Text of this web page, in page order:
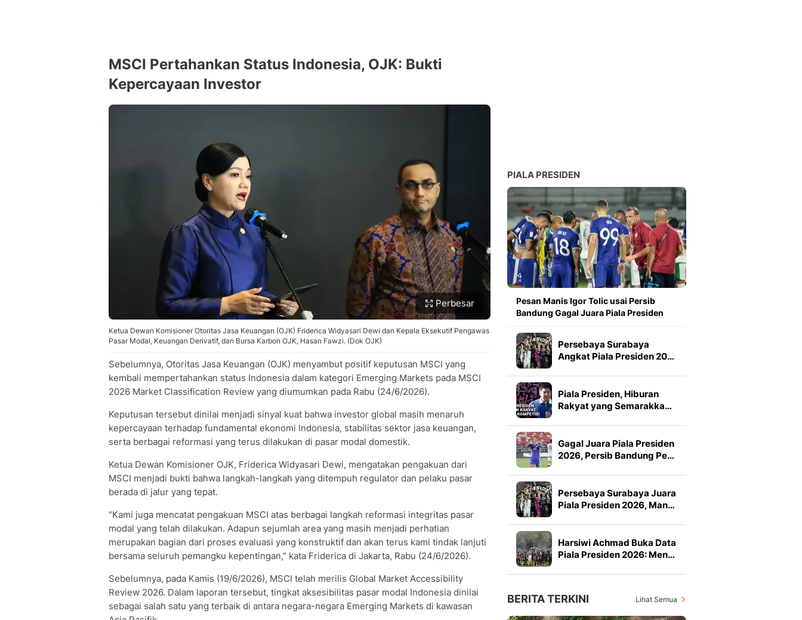
MSCI Pertahankan Status Indonesia, OJK: Bukti
Kepercayaan Investor
Perbesar
Ketua Dewan Komisioner Otoritas Jasa Keuangan (OJK) Friderica Widyasari Dewi dan Kepala Eksekutif Pengawas
Pasar Modal, Keuangan Derivatif, dan Bursa Karbon OJK, Hasan Fawzi. (Dok OJK)
Sebelumnya, Otoritas Jasa Keuangan (OJK) menyambut positif keputusan MSCI yang
kembali mempertahankan status Indonesia dalam kategori Emerging Markets pada MSCI
2026 Market Classification Review yang diumumkan pada Rabu (24/6/2026).
Keputusan tersebut dinilai menjadi sinyal kuat bahwa investor global masih menaruh
kepercayaan terhadap fundamental ekonomi Indonesia, stabilitas sektor jasa keuangan,
serta berbagai reformasi yang terus dilakukan di pasar modal domestik.
Ketua Dewan Komisioner OJK, Friderica Widyasari Dewi, mengatakan pengakuan dari
MSCI menjadi bukti bahwa langkah-langkah yang ditempuh regulator dan pelaku pasar
berada di jalur yang tepat.
“Kami juga mencatat pengakuan MSCI atas berbagai langkah reformasi integritas pasar
modal yang telah dilakukan. Adapun sejumlah area yang masih menjadi perhatian
merupakan bagian dari proses evaluasi yang konstruktif dan akan terus kami tindak lanjuti
bersama seluruh pemangku kepentingan,” kata Friderica di Jakarta, Rabu (24/6/2026).
Sebelumnya, pada Kamis (19/6/2026), MSCI telah merilis Global Market Accessibility
Review 2026. Dalam laporan tersebut, tingkat aksesibilitas pasar modal Indonesia dinilai
sebagai salah satu yang terbaik di antara negara-negara Emerging Markets di kawasan
PIALA PRESIDEN
Pesan Manis Igor Tolic usai Persib
Bandung Gagal Juara Piala Presiden
Persebaya Surabaya
Angkat Piala Presiden 20…
Piala Presiden, Hiburan
Rakyat yang Semarakka…
Gagal Juara Piala Presiden
2026, Persib Bandung Pe…
Persebaya Surabaya Juara
Piala Presiden 2026, Man…
Harsiwi Achmad Buka Data
Piala Presiden 2026: Men…
BERITA TERKINI Lihat Semua